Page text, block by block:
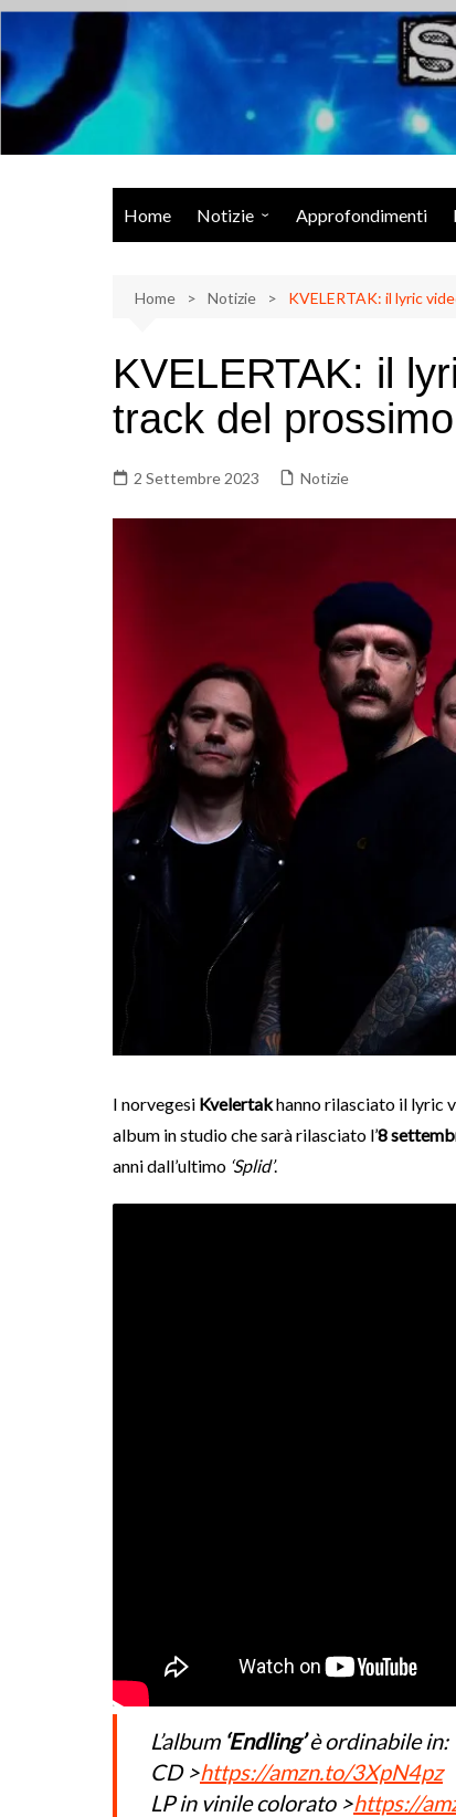
Salta
contenuto
Musica Rock, Metal, Punk e varie sonorità alternative
Home Notizie
Eventi
Libri
Approfondimenti
Home Notizie KVELERTAK: il lyric
KVELERTAK: il
track del
2 Settembre 2023 Notizie
I norvegesi Kvelertakhanno rilasciato il lyric
album in studio che sarà rilasciato l’8
anni dall’ultimo ‘Splid’.
L’album ‘Endling’è ordinabile in:
CD >https://amzn.to/3XpN4pz
LP in vinile colorato >https://